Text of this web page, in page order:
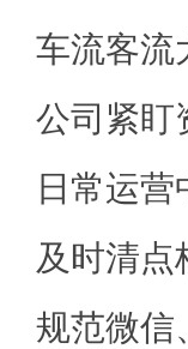
车流客流
公司紧盯
日常运
及时清点
规范微信